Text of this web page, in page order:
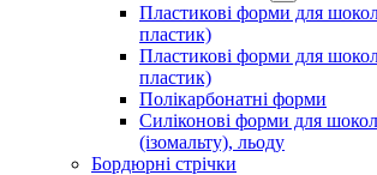
Пластикові форми для
пластик)
Пластикові форми для
пластик)
Полікарбонатні форми
Силіконові форми для
(ізомальту), льоду
Бордюрні стрічки